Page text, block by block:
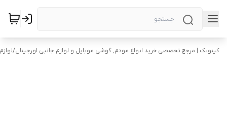
کینوتک | مرجع تخصصی خرید انواع مودم, گوشی موبایل و لوازم جانبی اورجینال/